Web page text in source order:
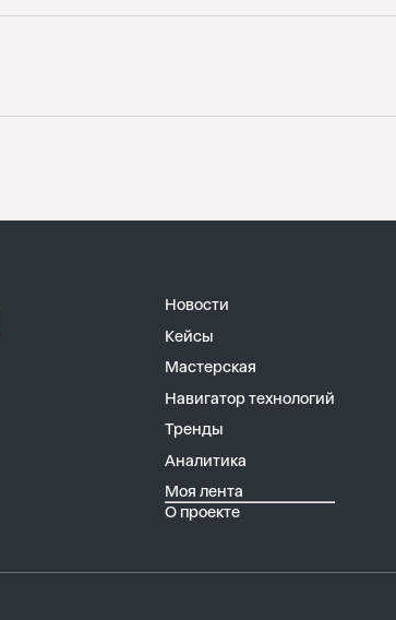
Новости
Кейсы
Мастерская
Навигатор технологий
Тренды
Аналитика
Моя лента
О проекте